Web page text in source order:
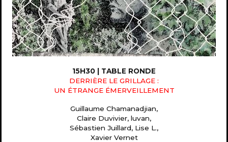
15H30 | TABLE RONDE
DERRIÈRE LE GRILLAGE :
UN ÉTRANGE ÉMERVEILLEMENT
Guillaume Chamanadjian,
Claire Duvivier, luvan,
Sébastien Juillard, Lise L.,
Xavier Vernet